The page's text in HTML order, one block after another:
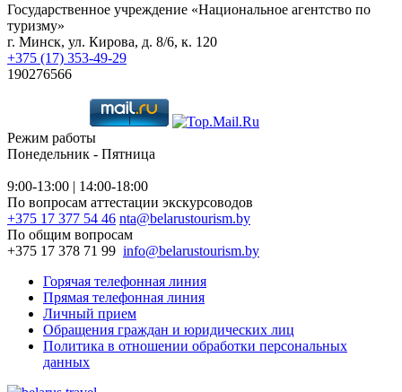
Государственное учреждение «Национальное агентство по
туризму»
г. Минск, ул. Кирова, д. 8/6, к. 120
+375 (17) 353-49-29
190276566
Режим работы
Понедельник - Пятница
9:00-13:00 | 14:00-18:00
По вопросам аттестации экскурсоводов
+375 17 377 54 46 nta@belarustourism.by
По общим вопросам
+375 17 378 71 99 info@belarustourism.by
Горячая телефонная линия
Прямая телефонная линия
Личный прием
Обращения граждан и юридических лиц
Политика в отношении обработки персональных
данных